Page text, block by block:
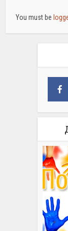
You must be